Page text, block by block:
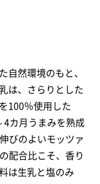
自然環境のもと、
は、さらりとした
100％使用した
4カ月うまみを熟成
びのよいモッツァ
配合比こそ、香り
は生乳と塩のみ